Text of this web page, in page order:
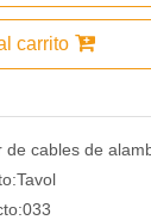
carrito
de cables de
Tavol
033